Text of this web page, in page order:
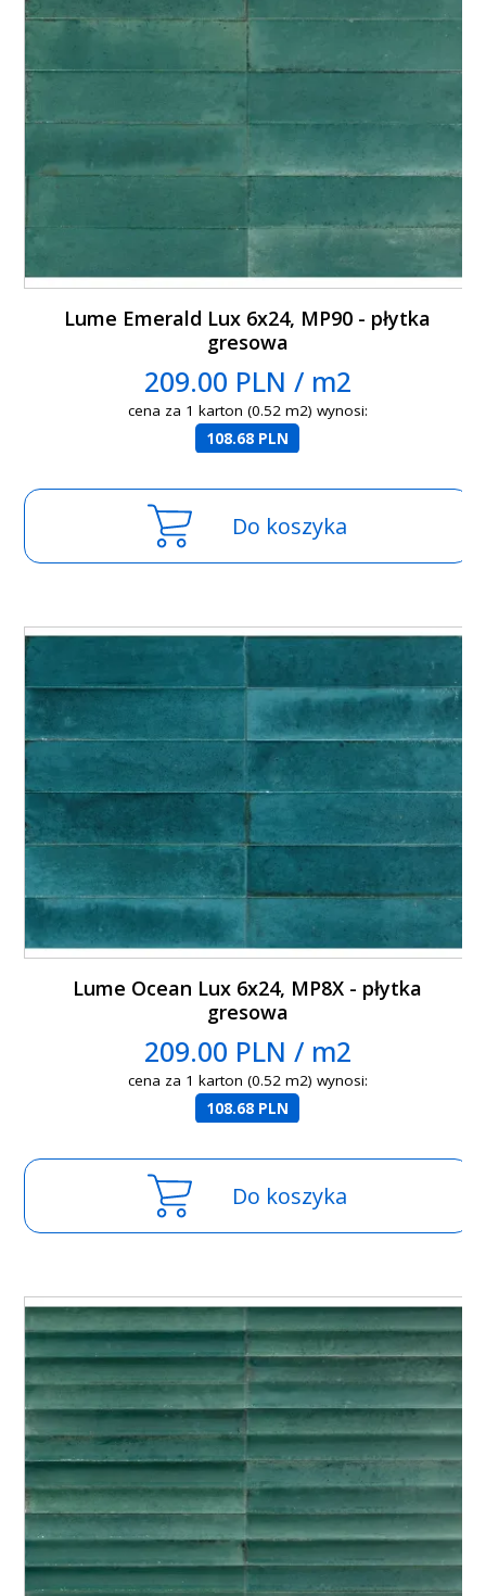
Lume Emerald Lux 6x24, MP90 - płytka
gresowa
209.00 PLN / m2
cena za 1 karton (0.52 m2) wynosi:
108.68 PLN
Do koszyka
Lume Ocean Lux 6x24, MP8X - płytka
gresowa
209.00 PLN / m2
cena za 1 karton (0.52 m2) wynosi:
108.68 PLN
Do koszyka